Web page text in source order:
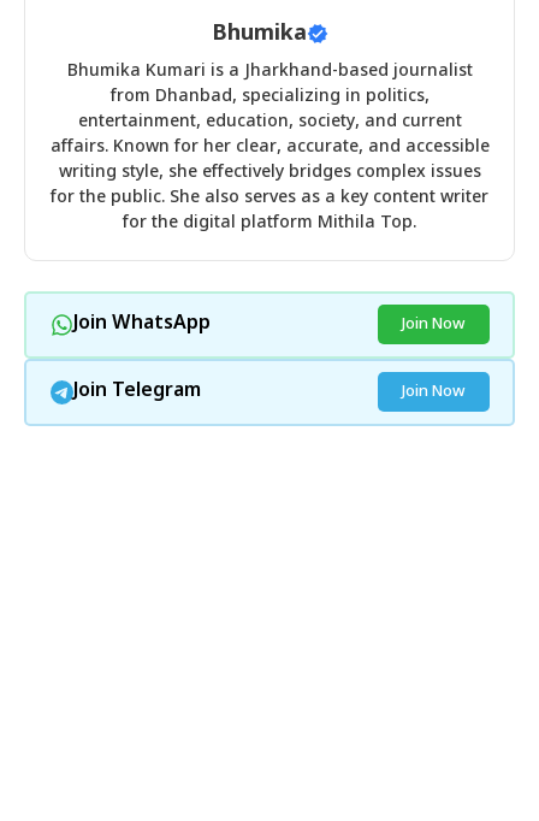
Bhumika
Bhumika Kumari is a Jharkhand-based journalist
from Dhanbad, specializing in politics,
entertainment, education, society, and current
affairs. Known for her clear, accurate, and accessible
writing style, she effectively bridges complex issues
for the public. She also serves as a key content writer
for the digital platform Mithila Top.
Join WhatsApp Join Now
Join Telegram Join Now